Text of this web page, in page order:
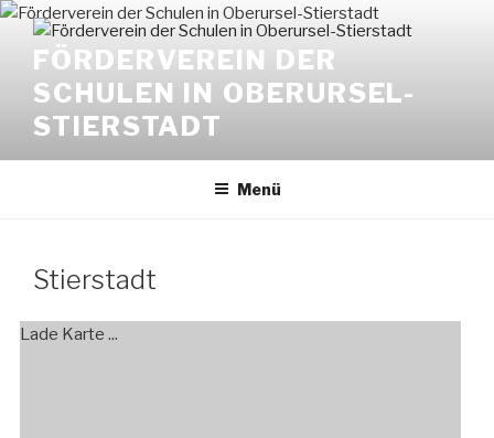
Zum
Inhalt
springen
FÖRDERVEREIN DER
SCHULEN IN OBERURSEL-
STIERSTADT
Menü
Stierstadt
Lade Karte ...